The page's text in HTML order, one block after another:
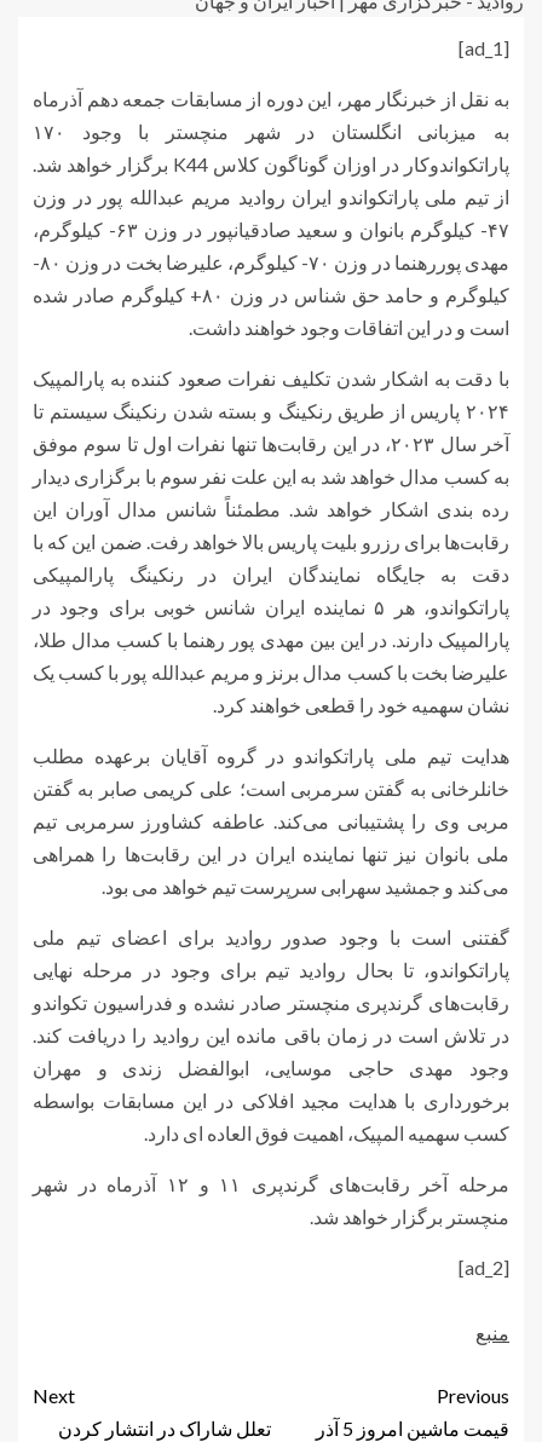
[ad_1]
به نقل از خبرنگار مهر، این دوره از مسابقات جمعه دهم آذرماه
به میزبانی انگلستان در شهر منچستر با وجود ۱۷۰
پاراتکواندوکار در اوزان گوناگون کلاس K44 برگزار خواهد شد.
از تیم ملی پاراتکواندو ایران روادید مریم عبدالله پور در وزن
۴۷- کیلوگرم بانوان و سعید صادقیانپور در وزن ۶۳- کیلوگرم،
مهدی پوررهنما در وزن ۷۰- کیلوگرم، علیرضا بخت در وزن ۸۰-
کیلوگرم و حامد حق شناس در وزن ۸۰+ کیلوگرم صادر شده
است و در این اتفاقات وجود خواهند داشت.
با دقت به اشکار شدن تکلیف نفرات صعود کننده به پارالمپیک
۲۰۲۴ پاریس از طریق رنکینگ و بسته شدن رنکینگ سیستم تا
آخر سال ۲۰۲۳، در این رقابت‌ها تنها نفرات اول تا سوم موفق
به کسب مدال خواهد شد به این علت نفر سوم با برگزاری دیدار
رده بندی اشکار خواهد شد. مطمئناً شانس مدال آوران این
رقابت‌ها برای رزرو بلیت پاریس بالا خواهد رفت. ضمن این که با
دقت به جایگاه نمایندگان ایران در رنکینگ پارالمپیکی
پاراتکواندو، هر ۵ نماینده ایران شانس خوبی برای وجود در
پارالمپیک دارند. در این بین مهدی پور رهنما با کسب مدال طلا،
علیرضا بخت با کسب مدال برنز و مریم عبدالله پور با کسب یک
نشان سهمیه خود را قطعی خواهند کرد.
هدایت تیم ملی پاراتکواندو در گروه آقایان برعهده مطلب
خانلرخانی به گفتن سرمربی است؛ علی کریمی صابر به گفتن
مربی وی را پشتیبانی می‌کند. عاطفه کشاورز سرمربی تیم
ملی بانوان نیز تنها نماینده ایران در این رقابت‌ها را همراهی
می‌کند و جمشید سهرابی سرپرست تیم خواهد می بود.
گفتنی است با وجود صدور روادید برای اعضای تیم ملی
پاراتکواندو، تا بحال روادید تیم برای وجود در مرحله نهایی
رقابت‌های گرندپری منچستر صادر نشده و فدراسیون تکواندو
در تلاش است در زمان باقی مانده این روادید را دریافت کند.
وجود مهدی حاجی موسایی، ابوالفضل زندی و مهران
برخورداری با هدایت مجید افلاکی در این مسابقات بواسطه
کسب سهمیه المپیک، اهمیت فوق العاده ای دارد.
مرحله آخر رقابت‌های گرندپری ۱۱ و ۱۲ آذرماه در شهر
منچستر برگزار خواهد شد.
[ad_2]
منبع
Previous
قیمت ماشین امروز 5 آذر
Next
تعلل شاراک در انتشار کردن